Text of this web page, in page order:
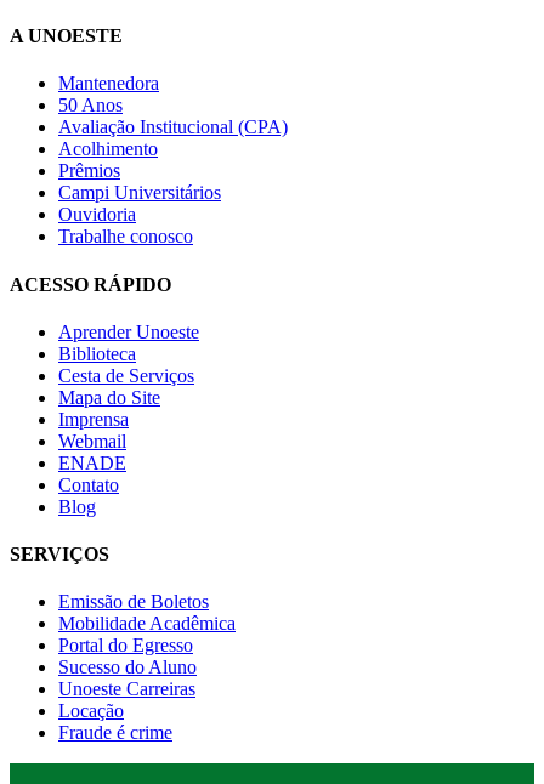
A UNOESTE
Mantenedora
50 Anos
Avaliação Institucional (CPA)
Acolhimento
Prêmios
Campi Universitários
Ouvidoria
Trabalhe conosco
ACESSO RÁPIDO
Aprender Unoeste
Biblioteca
Cesta de Serviços
Mapa do Site
Imprensa
Webmail
ENADE
Contato
Blog
SERVIÇOS
Emissão de Boletos
Mobilidade Acadêmica
Portal do Egresso
Sucesso do Aluno
Unoeste Carreiras
Locação
Fraude é crime